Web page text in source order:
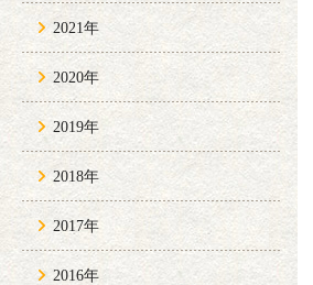
2021年
2020年
2019年
2018年
2017年
2016年